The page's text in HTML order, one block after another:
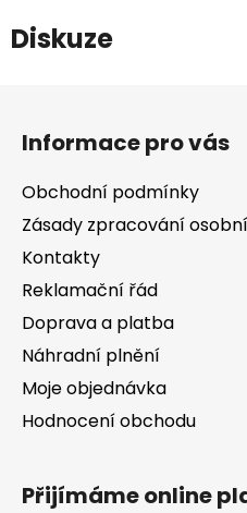
Diskuze
Informace pro vás
Obchodní podmínky
Zásady zpracování
Kontakty
Reklamační řád
Doprava a platba
Náhradní plnění
Moje objednávka
Hodnocení obchodu
Přijímáme online